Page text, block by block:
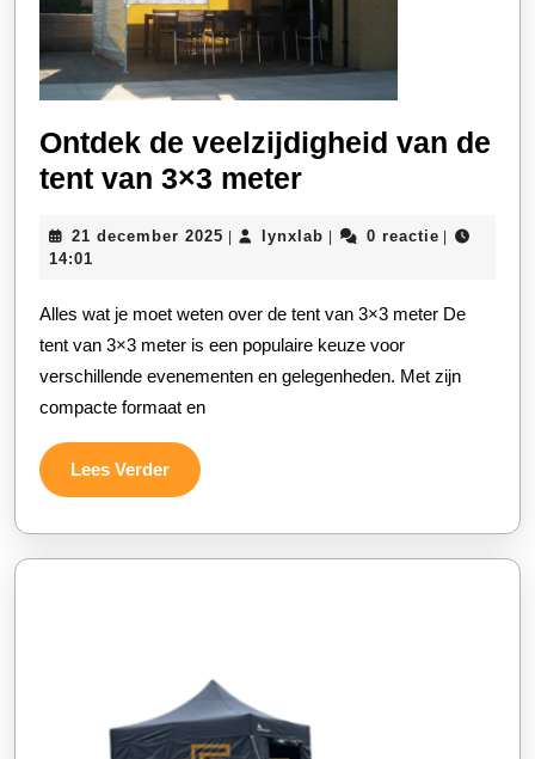
Ontdek de veelzijdigheid van de
tent van 3×3 meterOntdek
veelzijdigheid
de
tent
van
21 december 2025 21
lynxlab lynxlab0 reactie
14:01
Alles wat je moet weten over de tent van 3×3 meter De
tent van 3×3 meter is een populaire keuze voor
verschillende evenementen en gelegenheden. Met zijn
compacte formaat en
Lees VerderLees
Verder